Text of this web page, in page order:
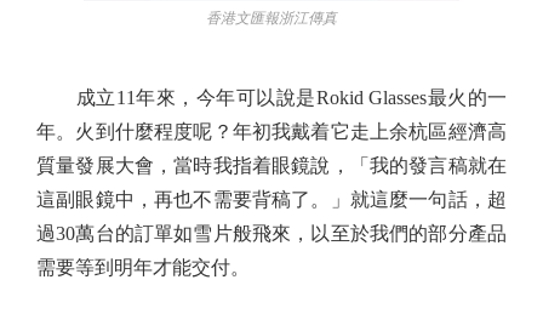
香港文匯報浙江傳真
成立11年來，今年可以說是Rokid Glasses最火的一
年。火到什麼程度呢？年初我戴着它走上余杭區經濟高
質量發展大會，當時我指着眼鏡說，「我的發言稿就在
這副眼鏡中，再也不需要背稿了。」就這麼一句話，超
過30萬台的訂單如雪片般飛來，以至於我們的部分產品
需要等到明年才能交付。